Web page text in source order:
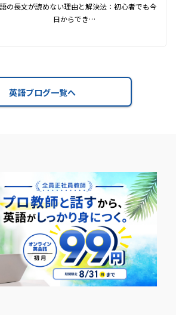
の長文が読めない理由と解決法：初心者でも今
日からでき…
英語ブログ一覧へ